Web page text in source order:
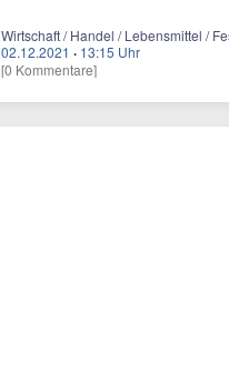
Wirtschaft / Handel / Lebensmittel /
02.12.2021 · 13:15 Uhr
[0 Kommentare]